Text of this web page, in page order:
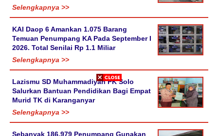
Selengkapnya >>
KAI Daop 6 Amankan 1.075 Barang
Temuan Penumpang KA Pada September I
2026. Total Senilai Rp 1.1 Miliar
Selengkapnya >>
Lazismu SD Muhammadiyah PK Solo
Salurkan Bantuan Pendidikan Bagi Empat
Murid TK di Karanganyar
Selengkapnya >>
Sebanyak 186.979 Penumpang Gunakan